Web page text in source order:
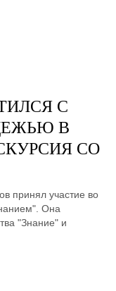
С
В
СО
принял участие во
Она
"Знание" и